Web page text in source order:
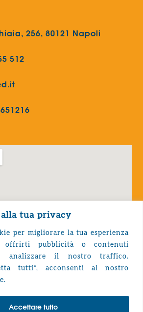
tua privacy
per migliorare la tua esperienza
offrirti pubblicità o contenuti
analizzare il nostro traffico.
tutti”, acconsenti al nostro
Accettare tutto
256, 80121 Napoli
512